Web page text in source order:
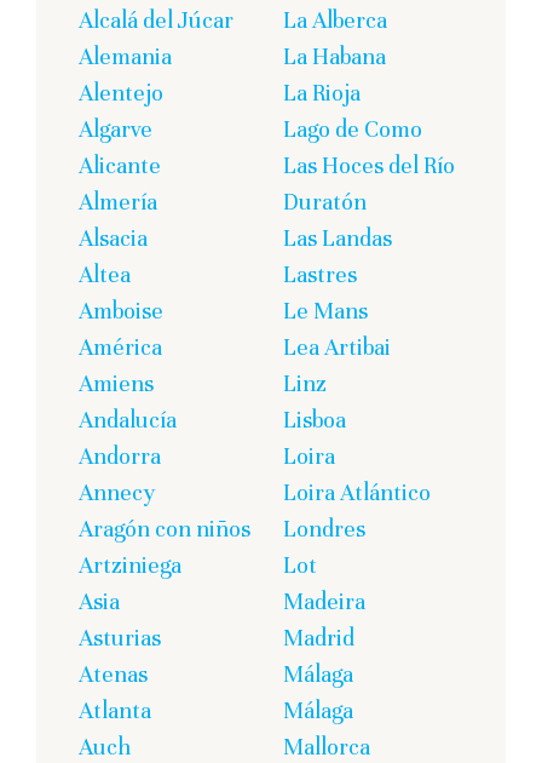
Alcalá del Júcar
Alemania
Alentejo
Algarve
Alicante
Almería
Alsacia
Altea
Amboise
América
Amiens
Andalucía
Andorra
Annecy
Aragón con niños
Artziniega
Asia
Asturias
Atenas
Atlanta
Auch
La Alberca
La Habana
La Rioja
Lago de Como
Las Hoces del Río
Duratón
Las Landas
Lastres
Le Mans
Lea Artibai
Linz
Lisboa
Loira
Loira Atlántico
Londres
Lot
Madeira
Madrid
Málaga
Málaga
Mallorca